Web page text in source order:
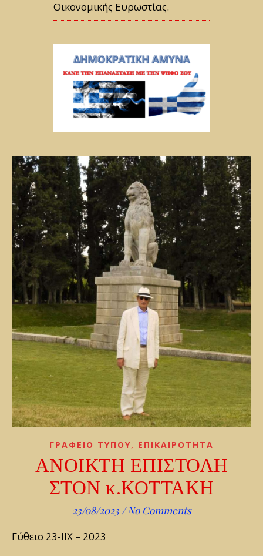
Οικονομικής Ευρωστίας.
ΓΡΑΦΕΙΟ ΤΥΠΟΥ, ΕΠΙΚΑΙΡΟΤΗΤΑ
ΑΝΟΙΚΤΗ ΕΠΙΣΤΟΛΗ
ΣΤΟΝ κ.ΚΟΤΤΑΚΗ
23/08/2023 / No Comments
Γύθειο 23-ΙΙΧ – 2023